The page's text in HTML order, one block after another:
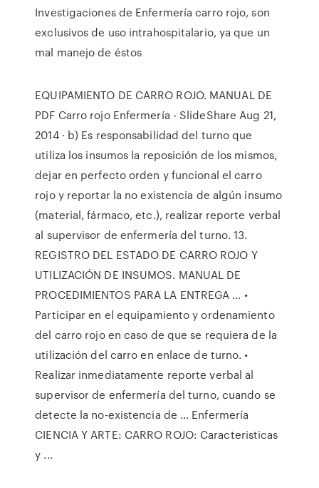
Investigaciones de Enfermería carro rojo, son
exclusivos de uso intrahospitalario, ya que un
mal manejo de éstos
EQUIPAMIENTO DE CARRO ROJO. MANUAL DE
PDF Carro rojo Enfermería - SlideShare Aug 21,
2014 · b) Es responsabilidad del turno que
utiliza los insumos la reposición de los mismos,
dejar en perfecto orden y funcional el carro
rojo y reportar la no existencia de algún insumo
(material, fármaco, etc.), realizar reporte verbal
al supervisor de enfermería del turno. 13.
REGISTRO DEL ESTADO DE CARRO ROJO Y
UTILIZACIÓN DE INSUMOS. MANUAL DE
PROCEDIMIENTOS PARA LA ENTREGA … •
Participar en el equipamiento y ordenamiento
del carro rojo en caso de que se requiera de la
utilización del carro en enlace de turno. •
Realizar inmediatamente reporte verbal al
supervisor de enfermería del turno, cuando se
detecte la no-existencia de … Enfermería
CIENCIA Y ARTE: CARRO ROJO: Caracteristicas
y ...